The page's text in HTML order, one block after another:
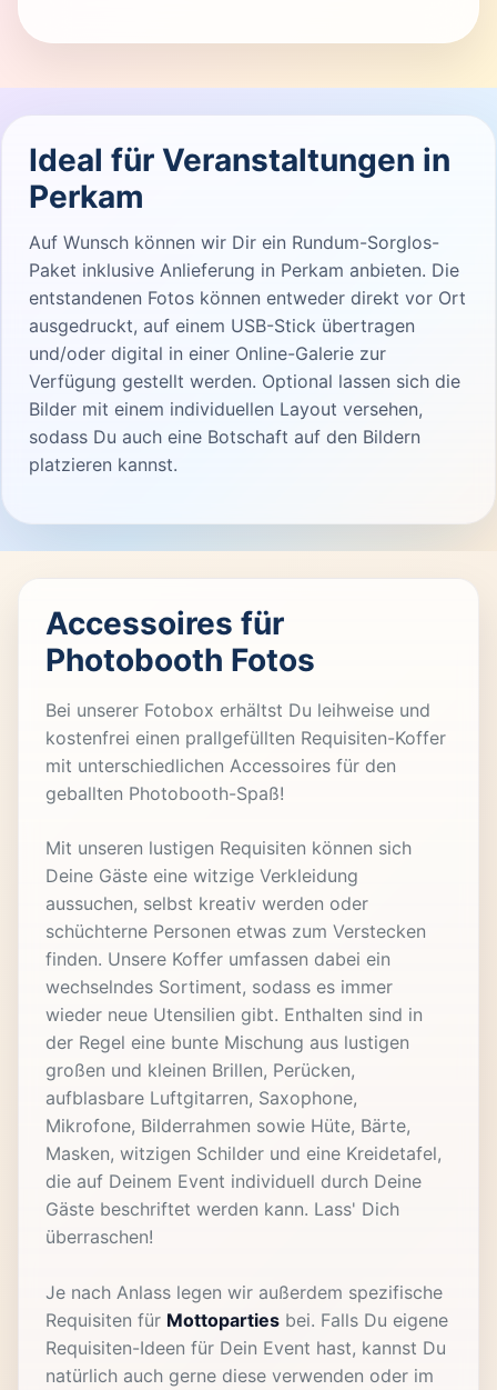
Ideal für Veranstaltungen in
Perkam
Auf Wunsch können wir Dir ein Rundum-Sorglos-
Paket inklusive Anlieferung in Perkam anbieten. Die
entstandenen Fotos können entweder direkt vor Ort
ausgedruckt, auf einem USB-Stick übertragen
und/oder digital in einer Online-Galerie zur
Verfügung gestellt werden. Optional lassen sich die
Bilder mit einem individuellen Layout versehen,
sodass Du auch eine Botschaft auf den Bildern
platzieren kannst.
Accessoires für
Photobooth Fotos
Bei unserer Fotobox erhältst Du leihweise und
kostenfrei einen prallgefüllten Requisiten-Koffer
mit unterschiedlichen Accessoires für den
geballten Photobooth-Spaß!
Mit unseren lustigen Requisiten können sich
Deine Gäste eine witzige Verkleidung
aussuchen, selbst kreativ werden oder
schüchterne Personen etwas zum Verstecken
finden. Unsere Koffer umfassen dabei ein
wechselndes Sortiment, sodass es immer
wieder neue Utensilien gibt. Enthalten sind in
der Regel eine bunte Mischung aus lustigen
großen und kleinen Brillen, Perücken,
aufblasbare Luftgitarren, Saxophone,
Mikrofone, Bilderrahmen sowie Hüte, Bärte,
Masken, witzigen Schilder und eine Kreidetafel,
die auf Deinem Event individuell durch Deine
Gäste beschriftet werden kann. Lass' Dich
überraschen!
Je nach Anlass legen wir außerdem spezifische
Requisiten für Mottoparties bei. Falls Du eigene
Requisiten-Ideen für Dein Event hast, kannst Du
natürlich auch gerne diese verwenden oder im